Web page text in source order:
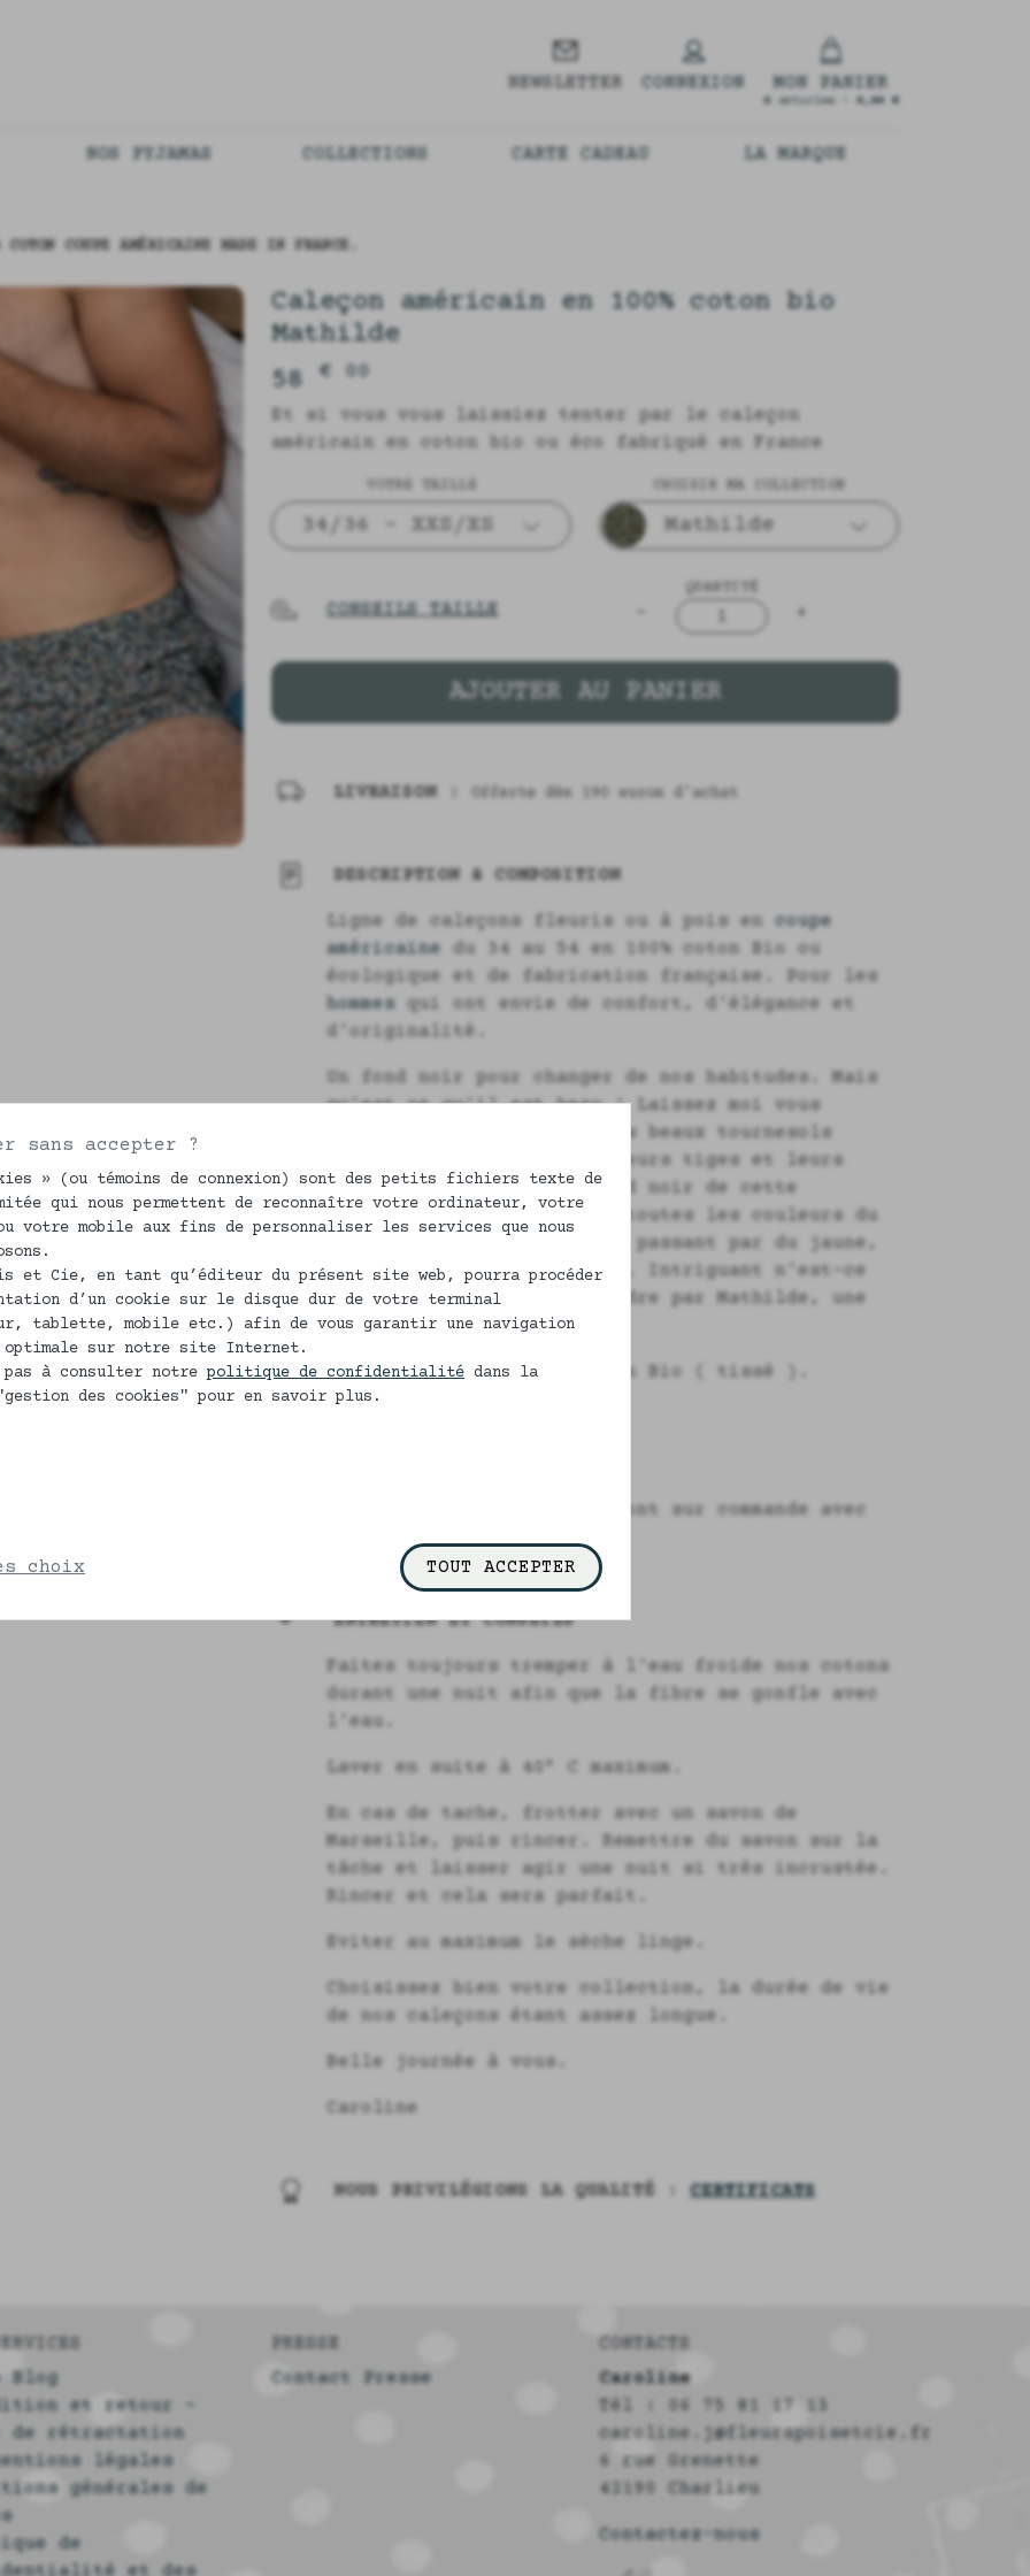
NEWSLETTER CONNEXION MON PANIER
0articles - 0,00 €
NOS PYJAMAS COLLECTIONS CARTE CADEAU LA MARQUE
COTON COUPE AMÉRICAINE MADE IN FRANCE.
Caleçon américain en 100% coton bio
Mathilde
58€ 00
Et si vous vous laissiez tenter par le caleçon
américain en coton bio ou éco fabriqué en France
34/36 - XXS/XS
CHOISIR MA COLLECTION
Mathilde
QUANTITÉ
+
CONSEILS TAILLE
AJOUTER AU PANIER
LIVRAISON : Offerte dès 190 euros d'achat
DESCRIPTION & COMPOSITION
Ligne de caleçons fleuris ou à pois en coupe
américaine du 34 au 54 en 100% coton Bio ou
écologique et de fabrication française. Pour les
hommes qui ont envie de confort, d'élégance et
d'originalité.
Un fond noir pour changer de nos habitudes. Mais
qu’est ce qu’il est beau ! Laissez moi vous
présenter Mathilde avec ses beaux tournesols
entrelacés prolongés par leurs tiges et leurs
feuilles vert doré. Le fond noir de cette
collection fait ressortir toutes les couleurs du
motif : du vert au bleu en passant par du jaune,
du rouge et un peu de doré. Intriguant n’est-ce
pas ? Laissez vous surprendre par Mathilde, une
ode à la beauté.
Caleçon homme en 100% coton Bio ( tissé ).
Du 48 au 54 nos caleçons sont sur commande avec
ENTRETIEN ET CONSEILS
Faites toujours tremper à l'eau froide nos cotons
durant une nuit afin que la fibre se gonfle avec
l'eau.
Laver en suite à 40° C maximum.
En cas de tache, frotter avec un savon de
Marseille, puis rincer. Remettre du savon sur la
tâche et laisser agir une nuit si très incrustée.
Rincer et cela sera parfait.
Eviter au maximum le sèche linge.
Choisissez bien votre collection, la durée de vie
de nos caleçons étant assez longue.
Belle journée à vous.
Caroline
NOUS PRIVILÉGIONS LA QUALITÉ : CERTIFICATS
sans accepter ?
» (ou témoins de connexion) sont des petits fichiers texte de
qui nous permettent de reconnaître votre ordinateur, votre
votre mobile aux fins de personnaliser les services que nous
et Cie, en tant qu’éditeur du présent site web, pourra procéder
d’un cookie sur le disque dur de votre terminal
tablette, mobile etc.) afin de vous garantir une navigation
sur notre site Internet.
à consulter notre politique de confidentialité dans la
des cookies" pour en savoir plus.
choix TOUT ACCEPTER
Blog
et retour -
de rétractation
légales
générales de
de
et des
PRESSE
Contact Presse
CONTACTS
Caroline
Tél : 06 75 81 17 13
caroline.j@fleurspoisetcie.fr
6 rue Grenette
42190 Charlieu
Contactez-nous